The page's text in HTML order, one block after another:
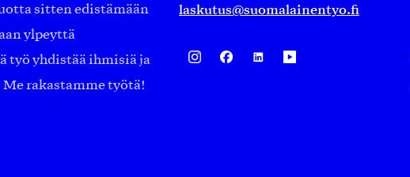
sitten edistämään
ylpeyttä
työ yhdistää ihmisiä ja
rakastamme työtä!
laskutus@suomalainentyo.fi